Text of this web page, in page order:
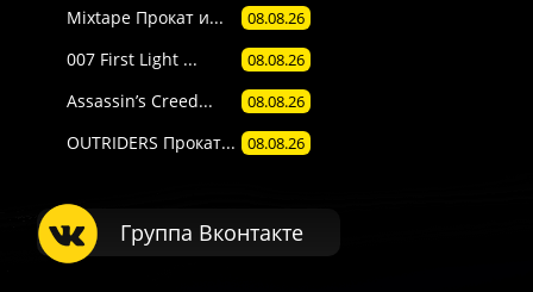
даётся гарантия.
через сайт, VK или Telegram.
Mixtape Прокат и... 08.08.26
007 First Light ... 08.08.26
Assassin’s Creed... 08.08.26
OUTRIDERS Прокат... 08.08.26
Группа Вконтакте